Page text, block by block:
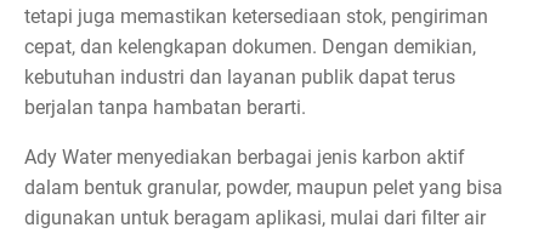
tetapi juga memastikan ketersediaan stok, pengiriman
cepat, dan kelengkapan dokumen. Dengan demikian,
kebutuhan industri dan layanan publik dapat terus
berjalan tanpa hambatan berarti.
Ady Water menyediakan berbagai jenis karbon aktif
dalam bentuk granular, powder, maupun pelet yang bisa
digunakan untuk beragam aplikasi, mulai dari filter air